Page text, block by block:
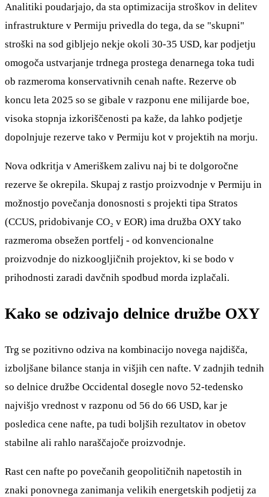
Analitiki poudarjajo, da sta optimizacija stroškov in delitev
infrastrukture v Permiju privedla do tega, da se "skupni"
stroški na sod gibljejo nekje okoli 30-35 USD, kar podjetju
omogoča ustvarjanje trdnega prostega denarnega toka tudi
ob razmeroma konservativnih cenah nafte. Rezerve ob
koncu leta 2025 so se gibale v razponu ene milijarde boe,
visoka stopnja izkoriščenosti pa kaže, da lahko podjetje
dopolnjuje rezerve tako v Permiju kot v projektih na morju.
Nova odkritja v Ameriškem zalivu naj bi te dolgoročne
rezerve še okrepila. Skupaj z rastjo proizvodnje v Permiju in
možnostjo povečanja donosnosti s projekti tipa Stratos
(CCUS, pridobivanje CO₂ v EOR) ima družba OXY tako
razmeroma obsežen portfelj - od konvencionalne
proizvodnje do nizkoogljičnih projektov, ki se bodo v
prihodnosti zaradi davčnih spodbud morda izplačali.
Kako se odzivajo delnice družbe OXY
Trg se pozitivno odziva na kombinacijo novega najdišča,
izboljšane bilance stanja in višjih cen nafte. V zadnjih tednih
so delnice družbe Occidental dosegle novo 52-tedensko
najvišjo vrednost v razponu od 56 do 66 USD, kar je
posledica cene nafte, pa tudi boljših rezultatov in obetov
stabilne ali rahlo naraščajoče proizvodnje.
Rast cen nafte po povečanih geopolitičnih napetostih in
znaki ponovnega zanimanja velikih energetskih podjetij za